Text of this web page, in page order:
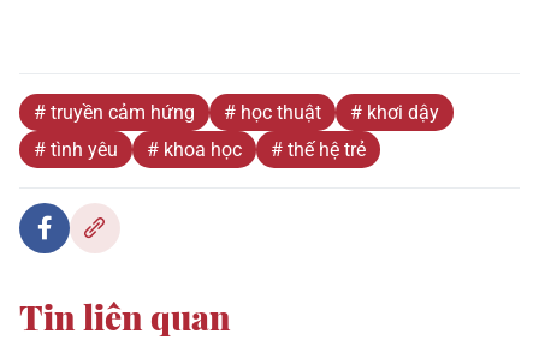
# truyền cảm hứng # học thuật
# khơi dậy
# tình yêu
# khoa học # thế hệ trẻ
Tin liên quan